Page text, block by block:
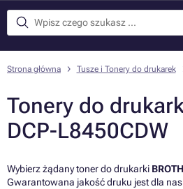
Strona główna Tusze i Tonery do drukarek
Tonery do
DCP-L8450CDW
Wybierz żądany toner do drukarki
Gwarantowana jakość druku jest dla